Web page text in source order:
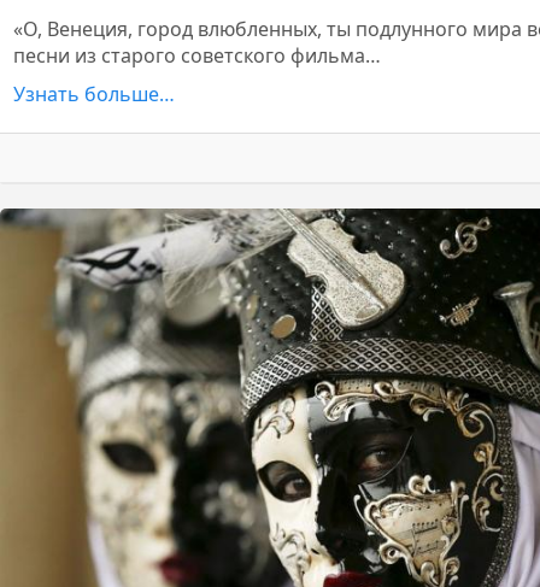
«О, Венеция, город влюбленных, ты подлунного мира
песни из старого советского фильма…
Узнать больше…